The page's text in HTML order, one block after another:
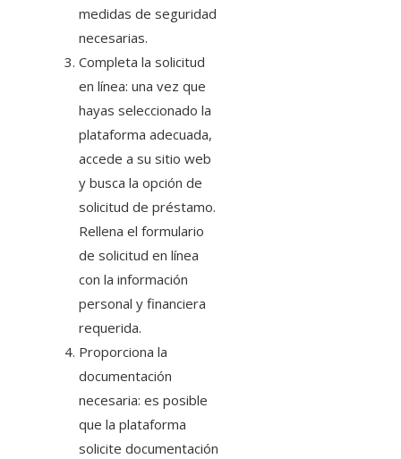
medidas de seguridad
necesarias.
Completa la solicitud
en línea: una vez que
hayas seleccionado la
plataforma adecuada,
accede a su sitio web
y busca la opción de
solicitud de préstamo.
Rellena el formulario
de solicitud en línea
con la información
personal y financiera
requerida.
Proporciona la
documentación
necesaria: es posible
que la plataforma
solicite documentación